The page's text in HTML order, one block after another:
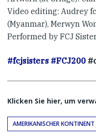
Video editing: Audrey
(Myanmar), Merwyn
Performed by FCJ
#fcjsisters #FCJ200
Klicken Sie hier, um
AMERIKANISCHER KONTINENT